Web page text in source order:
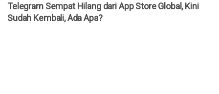
Telegram Sempat Hilang dari App Store Global, Kini
Sudah Kembali, Ada Apa?